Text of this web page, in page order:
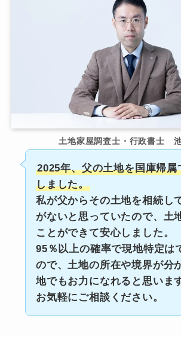
土地家屋調査士・行政書士
2025年、父の土地を国庫帰属
しました。
私が父からその土地を相続し
がないと思っていたので、土
ことができて安心しました。
95％以上の確率で現地特定は
ので、土地の所在や境界が分
地でもお力になれると思いま
お気軽にご相談ください。